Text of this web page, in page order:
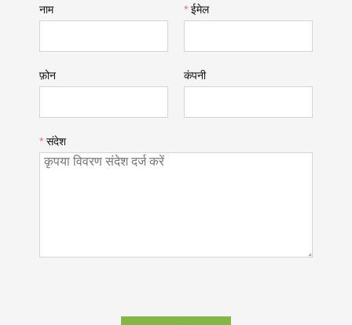
नाम * ईमेल
फ़ोन कंपनी
* संदेश